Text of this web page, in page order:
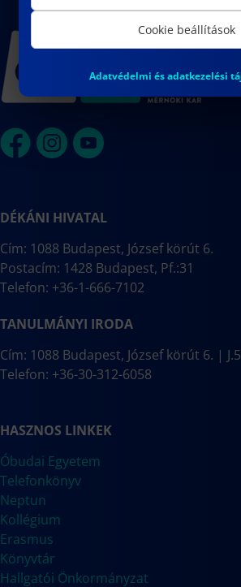
DÉKÁNI HIVATAL
Cím: 1088 Budapest, József körút 6.
Postacím: 1428 Budapest, Pf.:31
Telefon: +36-1-666-7102
TANULMÁNYI IRODA
Cím: 1088 Budapest, József körút 6. |
Telefon: +36-30-312-6058
HASZNOS LINKEK
Óbudai Egyetem
Telefonkönyv
Neptun
Kollégium
Erasmus
Könyvtár
Hallgatói Önkormányzat
Cookie beállítások
Adatvédelmi és adatkezelési